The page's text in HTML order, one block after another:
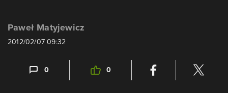
Paweł Matyjewicz
2012/02/07 09:32
0 0